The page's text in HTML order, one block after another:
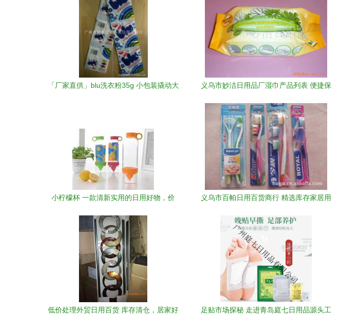
「厂家直供」blu洗衣粉35g 小包装撬动大
义乌市妙洁日用品厂湿巾产品列表 便捷保
小柠檬杯 一款清新实用的日用好物，价
义乌市百帕日用百货商行 精选库存家居用
低价处理外贸日用百货 库存清仓，居家好 足贴市场探秘 走进青岛庭七日用品源头工